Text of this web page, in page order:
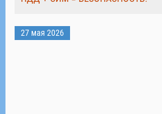
27 мая 2026